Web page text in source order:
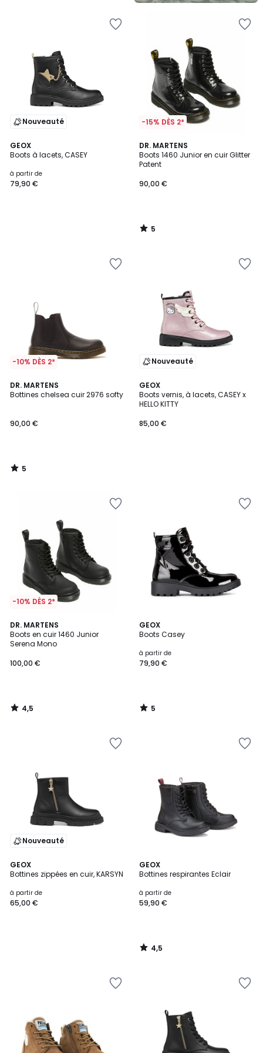
Nouveauté
GEOX
Boots à lacets, CASEY
à partir de
79,90 €
-15% DÈS 2*
DR. MARTENS
Boots 1460 Junior en cuir Glitter
Patent
90,00 €
5
/
5
5
/
-10% DÈS 2*
DR. MARTENS
Bottines chelsea cuir 2976 softy
90,00 €
5
/
5
/
Nouveauté
GEOX
Boots vernis, à lacets, CASEY x
HELLO KITTY
85,00 €
-10% DÈS 2*
DR. MARTENS
Boots en cuir 1460 Junior
Serena Mono
100,00 €
4,5
/ 5
4,5
/
GEOX
Boots Casey
à partir de
79,90 €
5
/
5
/
Nouveauté
GEOX
Bottines zippées en cuir, KARSYN
à partir de
65,00 €
GEOX
Bottines respirantes Eclair
à partir de
59,90 €
4,5
/ 5
4,5
/